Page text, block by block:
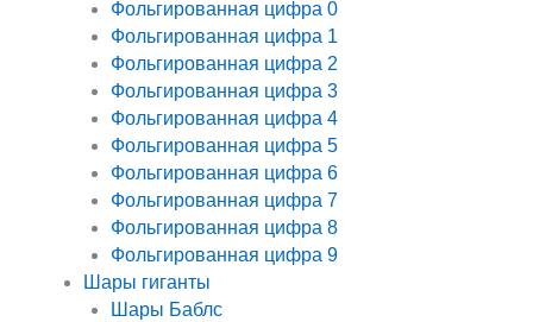
Фольгированная цифра 0
Фольгированная цифра 1
Фольгированная цифра 2
Фольгированная цифра 3
Фольгированная цифра 4
Фольгированная цифра 5
Фольгированная цифра 6
Фольгированная цифра 7
Фольгированная цифра 8
Фольгированная цифра 9
Шары гиганты
Шары Баблс